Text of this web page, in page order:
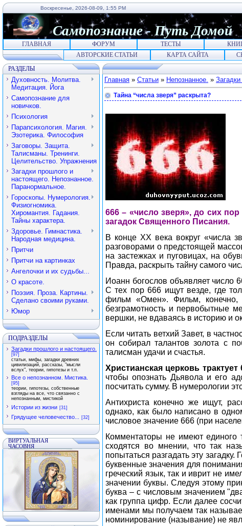
Воскресенье, 2026-08-09, 1:55 PM
Самопознание- Путь Домой
ГЛАВНАЯ ФОРУМ ТЕСТЫ
АВТОРСКИЕ СТАТЬИ
КАРТА САЙТА
РАЗДЕЛЫ
Духовность. Молитва.
Медитация. Йога
Самопознание для
новичков.
Психология
Парапсихология. Магия.
Эзотерика. Философия
Заговоры. Защита.
Талисманы. Тренинги.
Целительство. Упражнения
Загадки прошлого и
настоящего. Непознанное.
Паранормальное.
Гороскопы. Нумерология.
Физиогномика.
Хиромантия. Гадания.
Тайны характера.
Здоровье. Гимнастика.
Народная медицина.
Притчи
Притчи на картинках
Ангелочки и их судьбы...
О красоте.
Поэзия. Проза. Картины.
Сделано своими руками.
Юмор
ПОДРАЗДЕЛЫ
Загадки прошлого и настоящего.
[97]
статьи, мифы, загадки древних
цивилизаций, рассказы, "мысли
вслух", теории, гипотезы и т.п.
Все о непознанном. Мистика.
[95]
теории, гипотезы, собственные
взгляды на все, что связанно с
непознанным, мистикой
Истории из жизни [31]
Грядущее человечество... [32]
ВИРТУАЛЬНАЯ
ЧАСОВНЯ
Главная » Статьи » Непознанное. »
Тайна “числа зверя” раскрыта?
666 – «число зверя», до сих
загадок Священного Писания.
В конце ХХ века вокруг «числа
разговорами о предстоящей
на застежках и пуговицах, на
Правда, раскрыть тайну самого
Иоанн богослов объявляет число
С тех пор 666 ищут везде, где
фильм «Омен». Фильм,
безграмотность и первобытные
вершки, не вдаваясь в историю и
Если читать ветхий Завет, в
он собирал талантов золота с
талисман удачи и счастья.
Христианская церковь
чтобы опознать Дьявола и его
посчитать сумму. В нумерологии
Антихриста конечно же ищут,
однако, как было написано в
числовое значение 666 (при
Комментаторы не имеют единого
сходятся во мнении, что так
попытаться разгадать эту
буквенные значения для
греческий язык, так и иврит не
значении буквы. Следуя этому
буква – с числовым значением
как группа цифр. Если далее
именами мы получаем так
номинирование (называние) не